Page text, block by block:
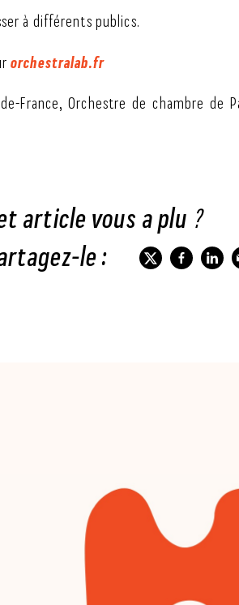
à différents publics.
orchestralab.fr
France, Orchestre de chambre de
article vous a plu ?
le :